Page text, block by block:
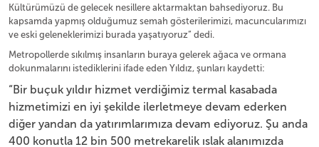
Kültürümüzü de gelecek nesillere aktarmaktan bahsediyoruz. Bu
kapsamda yapmış olduğumuz semah gösterilerimizi, macuncularımızı
ve eski geleneklerimizi burada yaşatıyoruz” dedi.
Metropollerde sıkılmış insanların buraya gelerek ağaca ve ormana
dokunmalarını istediklerini ifade eden Yıldız, şunları kaydetti:
“Bir buçuk yıldır hizmet verdiğimiz termal kasabada
hizmetimizi en iyi şekilde ilerletmeye devam ederken
diğer yandan da yatırımlarımıza devam ediyoruz. Şu anda
400 konutla 12 bin 500 metrekarelik ıslak alanımızda